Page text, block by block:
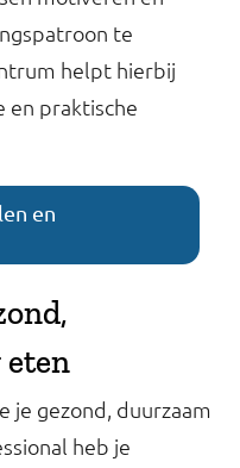
te
helpt hierbij
praktische
en
eten
je gezond, duurzaam
heb je